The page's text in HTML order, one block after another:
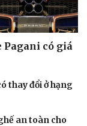
Pagani có giá
thay đổi ở hạng
an toàn cho